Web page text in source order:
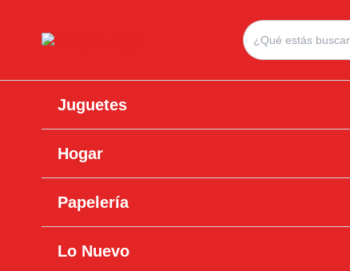
Search
for:
Juguetes
Hogar
Papelería
Lo Nuevo